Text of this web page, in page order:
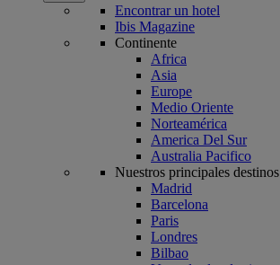
Encontrar un hotel
Ibis Magazine
Continente
Africa
Asia
Europe
Medio Oriente
Norteamérica
America Del Sur
Australia Pacifico
Nuestros principales destinos
Madrid
Barcelona
Paris
Londres
Bilbao